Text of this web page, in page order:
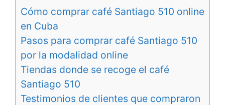
Cómo comprar café Santiago 510 online
en Cuba
Pasos para comprar café Santiago 510
por la modalidad online
Tiendas donde se recoge el café
Santiago 510
Testimonios de clientes que compraron